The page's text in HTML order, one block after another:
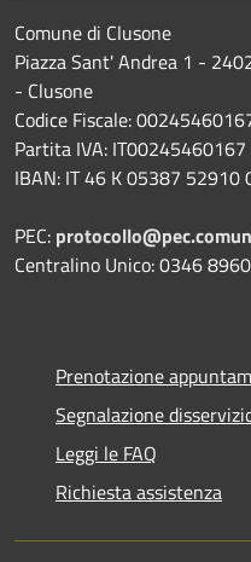
Comune di Clusone
Piazza Sant' Andrea 1 -
- Clusone
Codice Fiscale:
Partita IVA: IT00245460167
IBAN: IT 46 K 05387
PEC:
Centralino Unico: 0346
Prenotazione
Segnalazione
Leggi le FAQ
Richiesta assistenza